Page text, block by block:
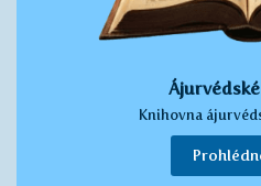
Knihovna